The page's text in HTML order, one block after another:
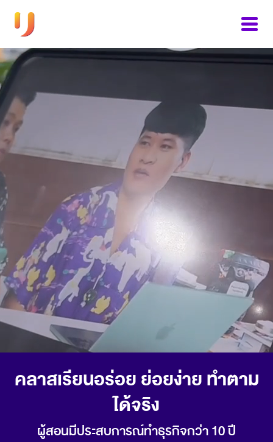
คลาสเรียนอร่อย ย่อยง่าย ทำตาม
ได้จริง
ผู้สอนมีประสบการณ์ทำธุรกิจกว่า 10 ปี